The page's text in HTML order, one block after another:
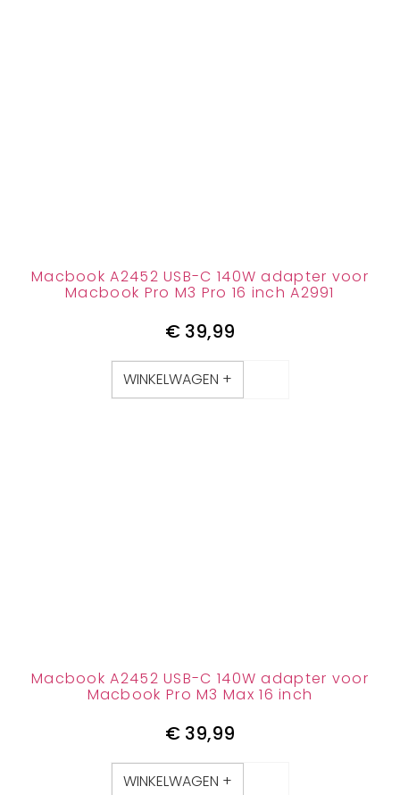
Macbook A2452 USB-C 140W adapter voor
Macbook Pro M3 Pro 16 inch A2991
€ 39,99
WINKELWAGEN +
Macbook A2452 USB-C 140W adapter voor
Macbook Pro M3 Max 16 inch
€ 39,99
WINKELWAGEN +